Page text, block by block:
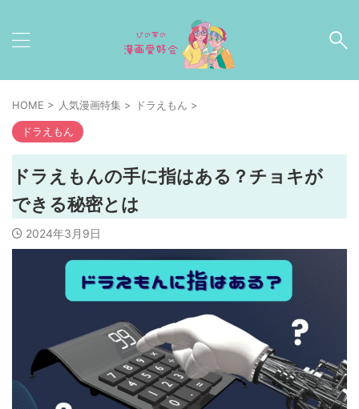
HOME > 人気漫画特集 > ドラえもん >
ドラえもん
ドラえもんの手に指はある？チョキが
できる秘密とは
2024年3月9日